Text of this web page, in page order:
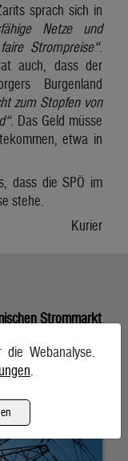
sprach sich in
Netze und
Strompreise“.
auch, dass der
Burgenland
zum Stopfen von
. Das Geld müsse
etwa in
dass die SPÖ im
stehe.
Kurier
Strommarkt
Webanalyse.
.